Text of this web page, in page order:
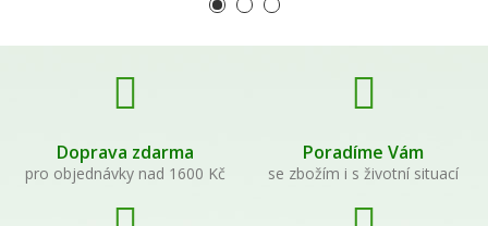
Doprava zdarma
pro objednávky nad 1600 Kč
Poradíme Vám
se zbožím i s životní situací